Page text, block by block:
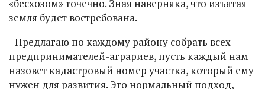
«бесхозом» точечно. Зная наверняка, что изъятая
земля будет востребована.
- Предлагаю по каждому району собрать всех
предпринимателей-аграриев, пусть каждый нам
назовет кадастровый номер участка, который ему
нужен для развития. Это нормальный подход,